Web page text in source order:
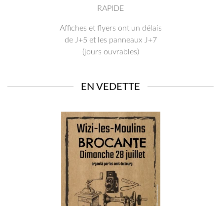
RAPIDE
Affiches et flyers ont un délais
de J+5 et les panneaux J+7
(jours ouvrables)
EN VEDETTE